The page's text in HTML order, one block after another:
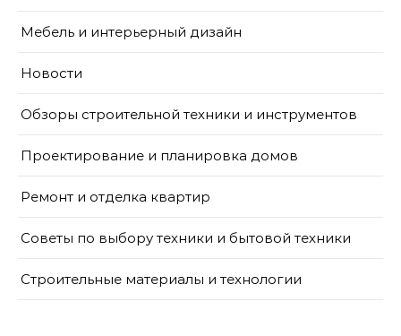
Мебель и интерьерный дизайн
Новости
Обзоры строительной техники и инструментов
Проектирование и планировка домов
Ремонт и отделка квартир
Советы по выбору техники и бытовой техники
Строительные материалы и технологии